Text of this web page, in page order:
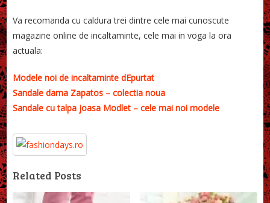
Va recomanda cu caldura trei dintre cele mai cunoscute
magazine online de incaltaminte, cele mai in voga la ora
actuala:
Modele noi de incaltaminte dEpurtat
Sandale dama Zapatos – colectia noua
Sandale cu talpa joasa Modlet – cele mai noi modele
Related Posts